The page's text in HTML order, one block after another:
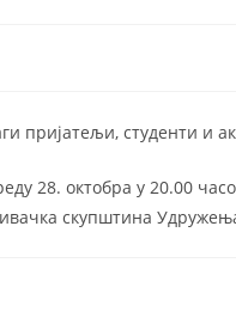
пријатељи, студенти и
28. октобра у 20.00
скупштина